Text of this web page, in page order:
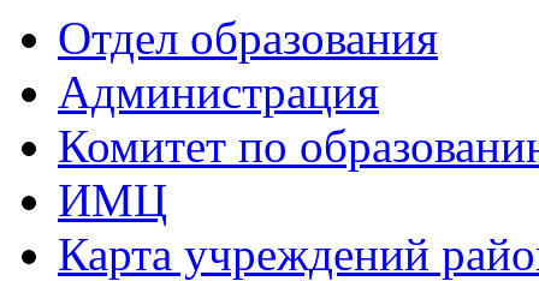
Отдел образования
Администрация
Комитет по
ИМЦ
Карта учреждений